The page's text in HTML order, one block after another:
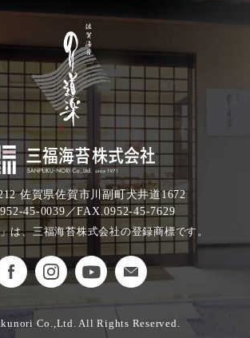
佐賀県佐賀市川副町犬井道1672
45-0039／FAX.0952-45-7629
は、三福海苔株式会社の登録商標です。
Co.,Ltd. All Rights Reserved.